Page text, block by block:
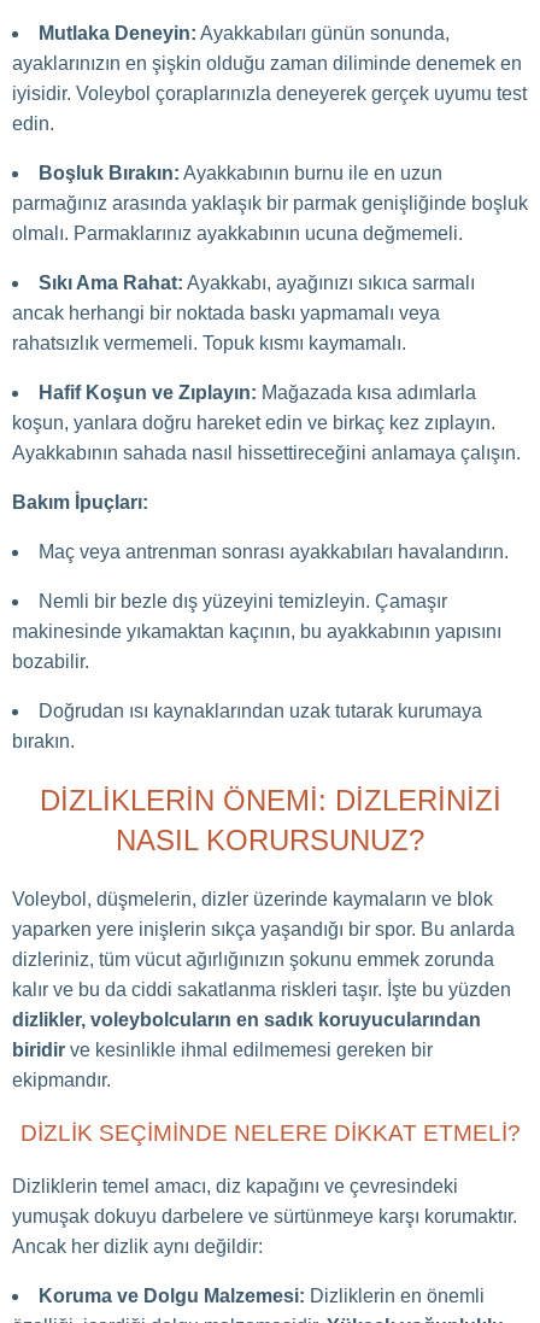
Mutlaka Deneyin: Ayakkabıları günün sonunda,
ayaklarınızın en şişkin olduğu zaman diliminde denemek en
iyisidir. Voleybol çoraplarınızla deneyerek gerçek uyumu test
edin.
Boşluk Bırakın: Ayakkabının burnu ile en uzun
parmağınız arasında yaklaşık bir parmak genişliğinde boşluk
olmalı. Parmaklarınız ayakkabının ucuna değmemeli.
Sıkı Ama Rahat: Ayakkabı, ayağınızı sıkıca sarmalı
ancak herhangi bir noktada baskı yapmamalı veya
rahatsızlık vermemeli. Topuk kısmı kaymamalı.
Hafif Koşun ve Zıplayın: Mağazada kısa adımlarla
koşun, yanlara doğru hareket edin ve birkaç kez zıplayın.
Ayakkabının sahada nasıl hissettireceğini anlamaya çalışın.
Bakım İpuçları:
Maç veya antrenman sonrası ayakkabıları havalandırın.
Nemli bir bezle dış yüzeyini temizleyin. Çamaşır
makinesinde yıkamaktan kaçının, bu ayakkabının yapısını
bozabilir.
Doğrudan ısı kaynaklarından uzak tutarak kurumaya
bırakın.
DIZLIKLERIN ÖNEMI: DIZLERINIZI
NASIL KORURSUNUZ?
Voleybol, düşmelerin, dizler üzerinde kaymaların ve blok
yaparken yere inişlerin sıkça yaşandığı bir spor. Bu anlarda
dizleriniz, tüm vücut ağırlığınızın şokunu emmek zorunda
kalır ve bu da ciddi sakatlanma riskleri taşır. İşte bu yüzden
dizlikler, voleybolcuların en sadık koruyucularından
biridir ve kesinlikle ihmal edilmemesi gereken bir
ekipmandır.
DIZLIK SEÇIMINDE NELERE DIKKAT ETMELI?
Dizliklerin temel amacı, diz kapağını ve çevresindeki
yumuşak dokuyu darbelere ve sürtünmeye karşı korumaktır.
Ancak her dizlik aynı değildir:
Koruma ve Dolgu Malzemesi: Dizliklerin en önemli